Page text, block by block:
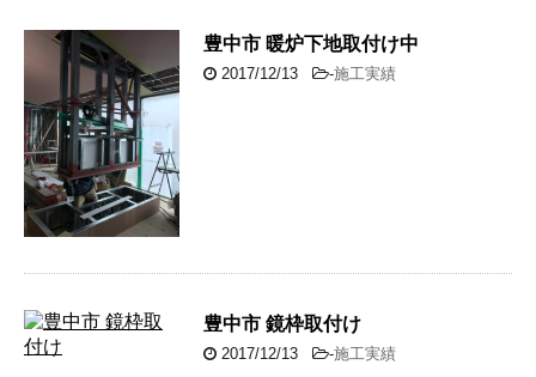
豊中市 暖炉下地取付け中
2017/12/13 -施工実績
豊中市 鏡枠取付け
2017/12/13 -施工実績